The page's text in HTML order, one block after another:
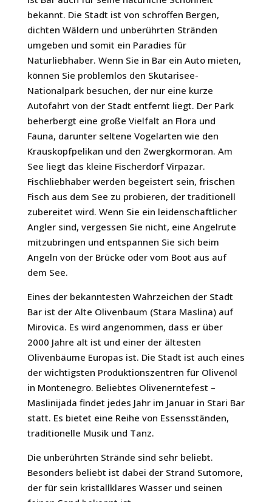
bekannt. Die Stadt ist von schroffen Bergen,
dichten Wäldern und unberührten Stränden
umgeben und somit ein Paradies für
Naturliebhaber. Wenn Sie in Bar ein Auto mieten,
können Sie problemlos den Skutarisee-
Nationalpark besuchen, der nur eine kurze
Autofahrt von der Stadt entfernt liegt. Der Park
beherbergt eine große Vielfalt an Flora und
Fauna, darunter seltene Vogelarten wie den
Krauskopfpelikan und den Zwergkormoran. Am
See liegt das kleine Fischerdorf Virpazar.
Fischliebhaber werden begeistert sein, frischen
Fisch aus dem See zu probieren, der traditionell
zubereitet wird. Wenn Sie ein leidenschaftlicher
Angler sind, vergessen Sie nicht, eine Angelrute
mitzubringen und entspannen Sie sich beim
Angeln von der Brücke oder vom Boot aus auf
dem See.
Eines der bekanntesten Wahrzeichen der Stadt
Bar ist der Alte Olivenbaum (Stara Maslina) auf
Mirovica. Es wird angenommen, dass er über
2000 Jahre alt ist und einer der ältesten
Olivenbäume Europas ist. Die Stadt ist auch eines
der wichtigsten Produktionszentren für Olivenöl
in Montenegro. Beliebtes Olivenerntefest –
Maslinijada findet jedes Jahr im Januar in Stari Bar
statt. Es bietet eine Reihe von Essensständen,
traditionelle Musik und Tanz.
Die unberührten Strände sind sehr beliebt.
Besonders beliebt ist dabei der Strand Sutomore,
der für sein kristallklares Wasser und seinen